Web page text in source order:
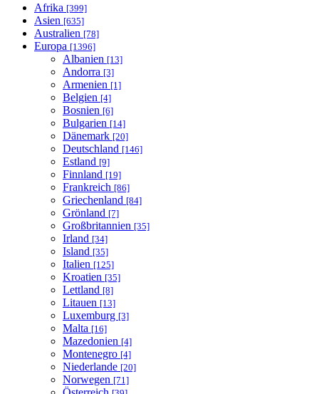
Afrika [399]
Asien [635]
Australien [78]
Europa [1396]
Albanien [13]
Andorra [3]
Armenien [1]
Belgien [4]
Bosnien [6]
Bulgarien [14]
Dänemark [20]
Deutschland [146]
Estland [9]
Finnland [19]
Frankreich [86]
Griechenland [84]
Grönland [7]
Großbritannien [35]
Irland [34]
Island [35]
Italien [125]
Kroatien [35]
Lettland [8]
Litauen [13]
Luxemburg [3]
Malta [16]
Mazedonien [4]
Montenegro [4]
Niederlande [20]
Norwegen [71]